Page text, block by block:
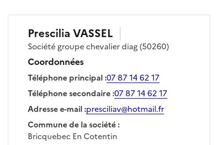
Prescilia VASSEL
Société groupe chevalier diag(50260)
Coordonnées
Téléphone principal:07 87 14 62 17
Téléphone secondaire:07 87 14 62 17
Adresse e-mail:presciliav@hotmail.fr
Commune de la société:
Bricquebec En Cotentin